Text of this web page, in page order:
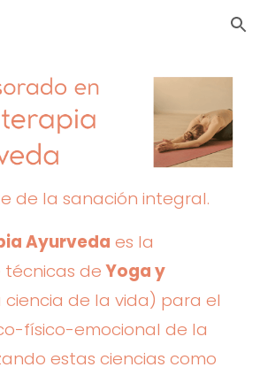
Skip to navigation
de la sanación integral.
Ayurveda es la
deYoga y
ciencia de la vida) para el
físico-emocional de la
estas ciencias como